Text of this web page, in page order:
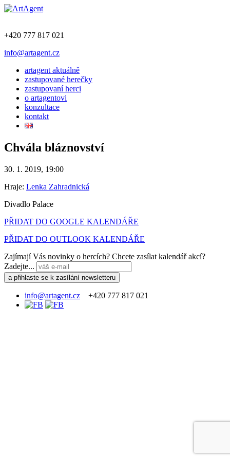
+420 777 817 021
info@artagent.cz
artagent aktuálně
zastupované herečky
zastupovaní herci
o artagentovi
konzultace
kontakt
Chvála bláznovství
30. 1. 2019, 19:00
Hraje: Lenka Zahradnická
Divadlo Palace
PŘIDAT DO GOOGLE KALENDÁŘE
PŘIDAT DO OUTLOOK KALENDÁŘE
Zajímají Vás novinky o hercích? Chcete zasílat kalendář akcí?
Zadejte...
info@artagent.cz +420 777 817 021